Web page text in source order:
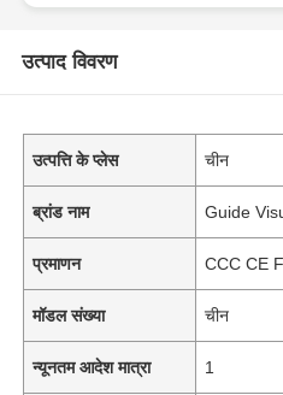
उत्पाद विवरण
उत्पत्ति के प्लेस चीन
ब्रांड नाम Guide
प्रमाणन CCC CE
मॉडल संख्या चीन
न्यूनतम आदेश मात्रा 1